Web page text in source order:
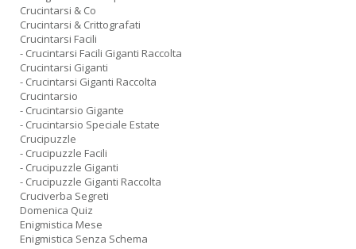
Crucintarsi & Co
Crucintarsi & Crittografati
Crucintarsi Facili
- Crucintarsi Facili Giganti Raccolta
Crucintarsi Giganti
- Crucintarsi Giganti Raccolta
Crucintarsio
- Crucintarsio Gigante
- Crucintarsio Speciale Estate
Crucipuzzle
- Crucipuzzle Facili
- Crucipuzzle Giganti
- Crucipuzzle Giganti Raccolta
Cruciverba Segreti
Domenica Quiz
Enigmistica Mese
Enigmistica Senza Schema